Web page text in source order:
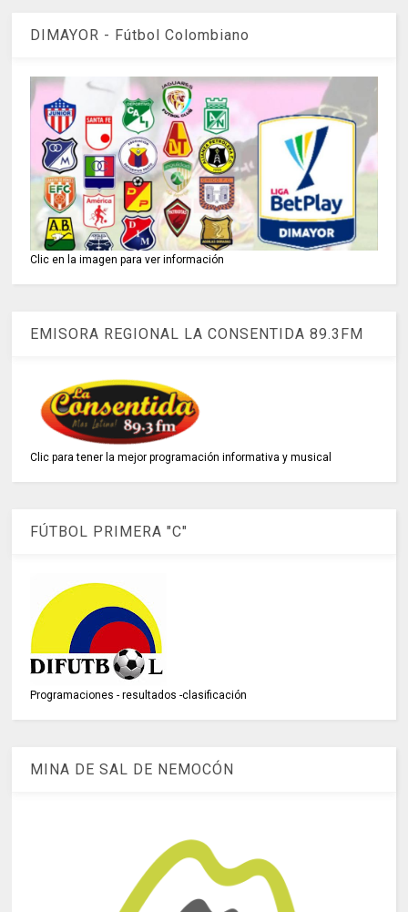
DIMAYOR - Fútbol Colombiano
Clic en la imagen para ver información
EMISORA REGIONAL LA CONSENTIDA 89.3FM
Clic para tener la mejor programación informativa y musical
FÚTBOL PRIMERA "C"
Programaciones - resultados -clasificación
MINA DE SAL DE NEMOCÓN